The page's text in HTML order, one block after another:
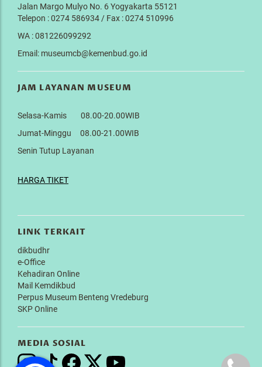
Jalan Margo Mulyo No. 6 Yogyakarta 55121
Telepon : 0274 586934 / Fax : 0274 510996
WA : 081226099292
Email: museumcb@kemenbud.go.id
JAM LAYANAN MUSEUM
Selasa-Kamis 08.00-20.00WIB
Jumat-Minggu 08.00-21.00WIB
Senin Tutup Layanan
HARGA TIKET
LINK TERKAIT
dikbudhr
e-Office
Kehadiran Online
Mail Kemdikbud
Perpus Museum Benteng Vredeburg
SKP Online
MEDIA SOSIAL